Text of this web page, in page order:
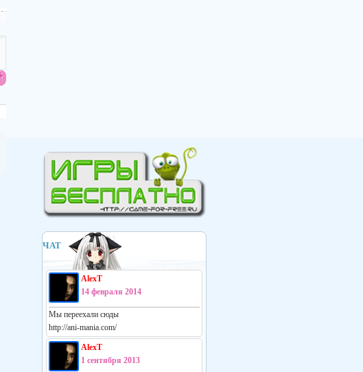
ЧАТ
AlexT
14 февраля 2014
Мы переехали сюды
http://ani-mania.com/
AlexT
1 сентября 2013